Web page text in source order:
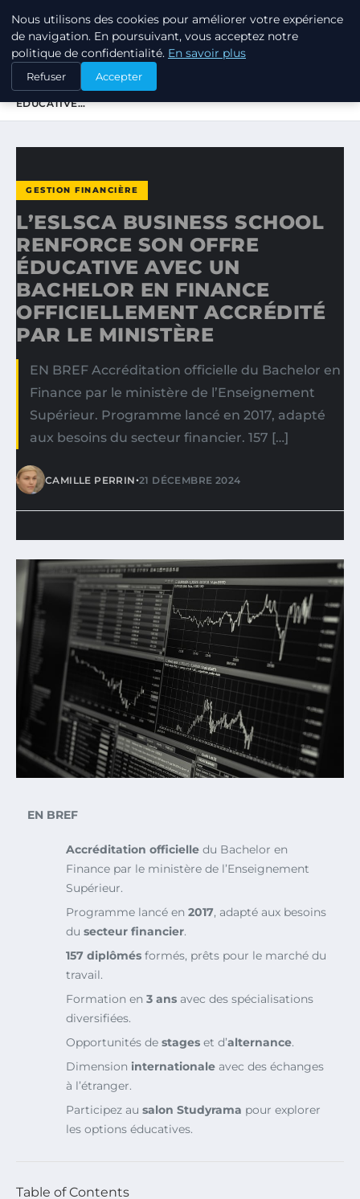
TUEZ-LES TOUS
ACCUEIL
GESTION FINANCIÈRE
L’ESLSCA BUSINESS SCHOOL RENFORCE SON OFFRE
ÉDUCATIVE…
GESTION FINANCIÈRE
L’ESLSCA BUSINESS SCHOOL
RENFORCE SON OFFRE
ÉDUCATIVE AVEC UN
BACHELOR EN FINANCE
OFFICIELLEMENT ACCRÉDITÉ
PAR LE MINISTÈRE
EN BREF Accréditation officielle du Bachelor en
Finance par le ministère de l’Enseignement
Supérieur. Programme lancé en 2017, adapté
aux besoins du secteur financier. 157 […]
CAMILLE PERRIN•21 DÉCEMBRE 2024
EN BREF
Accréditation officielle du Bachelor en
Finance par le ministère de l’Enseignement
Supérieur.
Programme lancé en 2017, adapté aux besoins
du secteur financier.
157 diplômés formés, prêts pour le marché du
travail.
Formation en 3 ans avec des spécialisations
diversifiées.
Opportunités de stages et d’alternance.
Dimension internationale avec des échanges
à l’étranger.
Participez au salon Studyrama pour explorer
les options éducatives.
Table of Contents
Nous utilisons des cookies pour améliorer votre expérience
de navigation. En poursuivant, vous acceptez notre
politique de confidentialité. En savoir plus
Refuser Accepter